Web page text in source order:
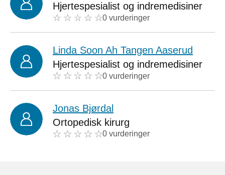
Hjertespesialist og indremedisiner
0 vurderinger
Linda Soon Ah Tangen Aaserud
Hjertespesialist og indremedisiner
0 vurderinger
Jonas Bjørdal
Ortopedisk kirurg
0 vurderinger